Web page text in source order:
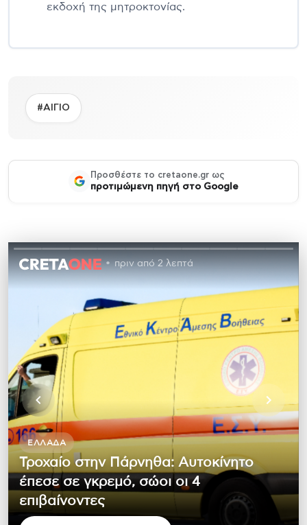
εκδοχή της μητροκτονίας.
#ΑΙΓΙΟ
Προσθέστε το cretaone.gr ως
προτιμώμενη πηγή στο Google
πριν από 2 λεπτά
ΕΛΛΆΔΑ
Τροχαίο στην Πάρνηθα: Αυτοκίνητο
έπεσε σε γκρεμό, σώοι οι 4
επιβαίνοντες